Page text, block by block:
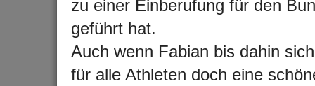
zu einer Einberufung für den
geführt hat.
Auch wenn Fabian bis dahin
für alle Athleten doch eine